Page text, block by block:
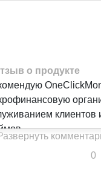
о продукте
клиентов
0